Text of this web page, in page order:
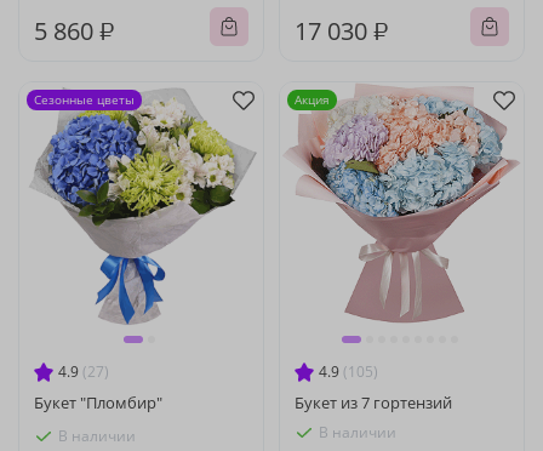
5 860 ₽ 17 030 ₽
4.9 (27)
Букет "Пломбир"
В наличии
Сезонные цветы
4.9 (105)
Букет из 7 гортензий
В наличии
Акция